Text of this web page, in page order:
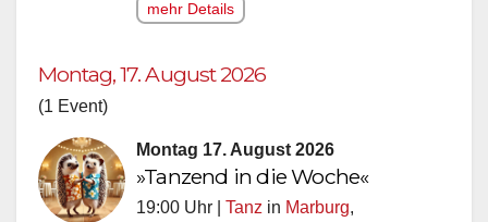
mehr Details
Montag, 17. August 2026
(1 Event)
Montag 17. August 2026
»Tanzend in die Woche«
19:00 Uhr | Tanz in Marburg,